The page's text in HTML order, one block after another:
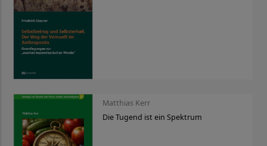
Matthias Kerr
Die Tugend ist ein Spektrum